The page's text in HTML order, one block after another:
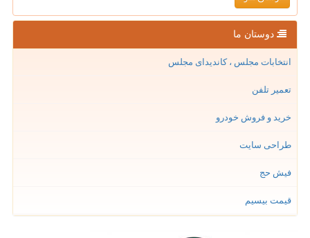
دوستان ما
انتخابات مجلس ، کاندیدای مجلس
تعمیر تلفن
خرید و فروش خودرو
طراحی سایت
فیش حج
قیمت بیسیم